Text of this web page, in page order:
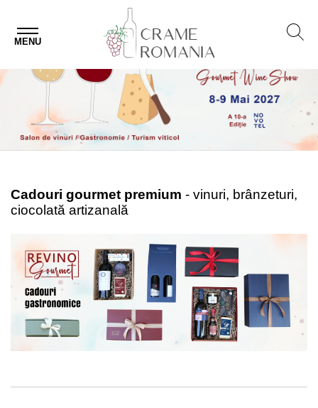
MENU
Cadouri gourmet premium - vinuri, brânzeturi,
ciocolată artizanală